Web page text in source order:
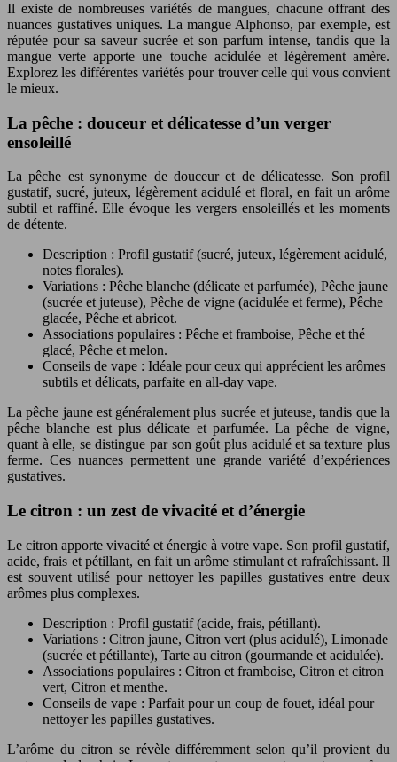
Il existe de nombreuses variétés de mangues, chacune offrant des
nuances gustatives uniques. La mangue Alphonso, par exemple, est
réputée pour sa saveur sucrée et son parfum intense, tandis que la
mangue verte apporte une touche acidulée et légèrement amère.
Explorez les différentes variétés pour trouver celle qui vous convient
le mieux.
La pêche : douceur et délicatesse d’un verger
ensoleillé
La pêche est synonyme de douceur et de délicatesse. Son profil
gustatif, sucré, juteux, légèrement acidulé et floral, en fait un arôme
subtil et raffiné. Elle évoque les vergers ensoleillés et les moments
de détente.
Description : Profil gustatif (sucré, juteux, légèrement acidulé,
notes florales).
Variations : Pêche blanche (délicate et parfumée), Pêche jaune
(sucrée et juteuse), Pêche de vigne (acidulée et ferme), Pêche
glacée, Pêche et abricot.
Associations populaires : Pêche et framboise, Pêche et thé
glacé, Pêche et melon.
Conseils de vape : Idéale pour ceux qui apprécient les arômes
subtils et délicats, parfaite en all-day vape.
La pêche jaune est généralement plus sucrée et juteuse, tandis que la
pêche blanche est plus délicate et parfumée. La pêche de vigne,
quant à elle, se distingue par son goût plus acidulé et sa texture plus
ferme. Ces nuances permettent une grande variété d’expériences
gustatives.
Le citron : un zest de vivacité et d’énergie
Le citron apporte vivacité et énergie à votre vape. Son profil gustatif,
acide, frais et pétillant, en fait un arôme stimulant et rafraîchissant. Il
est souvent utilisé pour nettoyer les papilles gustatives entre deux
arômes plus complexes.
Description : Profil gustatif (acide, frais, pétillant).
Variations : Citron jaune, Citron vert (plus acidulé), Limonade
(sucrée et pétillante), Tarte au citron (gourmande et acidulée).
Associations populaires : Citron et framboise, Citron et citron
vert, Citron et menthe.
Conseils de vape : Parfait pour un coup de fouet, idéal pour
nettoyer les papilles gustatives.
L’arôme du citron se révèle différemment selon qu’il provient du